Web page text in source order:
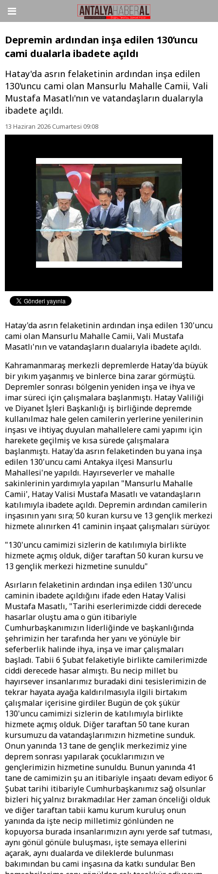
Depremin ardından inşa edilen 130’uncu
cami dualarla ibadete açıldı
Hatay'da asrın felaketinin ardından inşa edilen
130'uncu cami olan Mansurlu Mahalle Camii, Vali
Mustafa Masatlı'nın ve vatandaşların dualarıyla
ibadete açıldı.
13 Haziran 2026 Cumartesi 09:08
Hatay'da asrın felaketinin ardından inşa edilen 130'uncu
cami olan Mansurlu Mahalle Camii, Vali Mustafa
Masatlı'nın ve vatandaşların dualarıyla ibadete açıldı.
Kahramanmaraş merkezli depremlerde Hatay'da büyük
bir yıkım yaşanmış ve binlerce bina zarar görmüştü.
Depremler sonrası bölgenin yeniden inşa ve ihya ve
imar süreci için çalışmalara başlanmıştı. Hatay Valiliği
ve Diyanet İşleri Başkanlığı iş birliğinde depremde
kullanılmaz hale gelen camilerin yerlerine yenilerinin
inşası ve ihtiyaç duyulan mahallelere cami yapımı için
harekete geçilmiş ve kısa sürede çalışmalara
başlanmıştı. Hatay'da asrın felaketinden bu yana inşa
edilen 130'uncu cami Antakya ilçesi Mansurlu
Mahallesi'ne yapıldı. Hayırseverler ve mahalle
sakinlerinin yardımıyla yapılan "Mansurlu Mahalle
Camii', Hatay Valisi Mustafa Masatlı ve vatandaşların
katılımıyla ibadete açıldı. Depremin ardından camilerin
inşasının yanı sıra; 50 kuran kursu ve 13 gençlik merkezi
hizmete alınırken 41 caminin inşaat çalışmaları sürüyor.
"130'uncu camimizi sizlerin de katılımıyla birlikte
hizmete açmış olduk, diğer taraftan 50 kuran kursu ve
13 gençlik merkezi hizmetine sunuldu"
Asırların felaketinin ardından inşa edilen 130'uncu
caminin ibadete açıldığını ifade eden Hatay Valisi
Mustafa Masatlı, "Tarihi eserlerimizde ciddi derecede
hasarlar oluştu ama o gün itibariyle
Cumhurbaşkanımızın liderliğinde ve başkanlığında
şehrimizin her tarafında her yanı ve yönüyle bir
seferberlik halinde ihya, inşa ve imar çalışmaları
başladı. Tabii 6 Şubat felaketiyle birlikte camilerimizde
ciddi derecede hasar almıştı. Bu necip millet bu
hayırsever insanlarımız buradaki dini tesislerimizin de
tekrar hayata ayağa kaldırılmasıyla ilgili birtakım
çalışmalar içerisine girdiler. Bugün de çok şükür
130'uncu camimizi sizlerin de katılımıyla birlikte
hizmete açmış olduk. Diğer taraftan 50 tane kuran
kursumuzu da vatandaşlarımızın hizmetine sunduk.
Onun yanında 13 tane de gençlik merkezimiz yine
deprem sonrası yapılarak çocuklarımızın ve
gençlerimizin hizmetine sunuldu. Bunun yanında 41
tane de camimizin şu an itibariyle inşaatı devam ediyor. 6
Şubat tarihi itibariyle Cumhurbaşkanımız sağ olsunlar
bizleri hiç yalnız bırakmadılar. Her zaman önceliği olduk
ve diğer taraftan tabii kamu kurum kuruluş onun
yanında da işte necip milletimiz gönlünden ne
kopuyorsa burada insanlarımızın aynı yerde saf tutması,
aynı gönül gönüle buluşması, işte semaya ellerini
açarak, aynı dualarda ve dileklerde bulunması
bakımından bu cami inşasına da katkı sundular. Ben